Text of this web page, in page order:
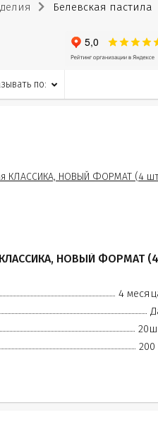
Белевская пастила
по:
КЛАССИКА, НОВЫЙ ФОРМАТ (4
4
200